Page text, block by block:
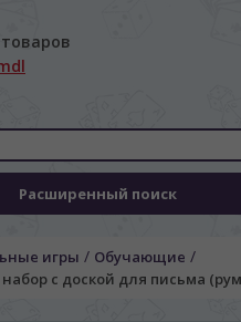
товаров
Расширенный поиск
игры / Обучающие /
с доской для письма